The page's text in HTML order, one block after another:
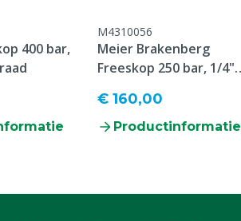
400 bar,
M4310056
Meier Brakenberg
Freeskop 250 bar, 1/4"
€ 160,00
Productinformatie